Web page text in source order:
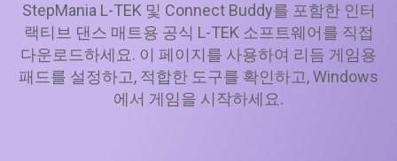
StepMania L-TEK 및 Connect Buddy를 포함한 인터
랙티브 댄스 매트용 공식 L-TEK 소프트웨어를 직접
다운로드하세요. 이 페이지를 사용하여 리듬 게임용
패드를 설정하고, 적합한 도구를 확인하고, Windows
에서 게임을 시작하세요.